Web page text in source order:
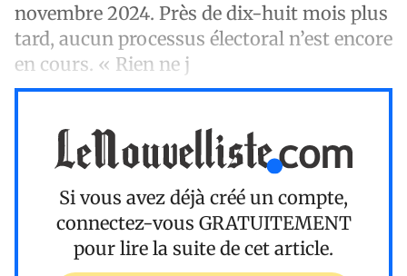
novembre 2024. Près de dix-huit mois plus
tard, aucun processus électoral n’est encore
en cours. « Rien ne j
Si vous avez déjà créé un compte,
connectez-vous GRATUITEMENT
pour lire la suite de cet article.